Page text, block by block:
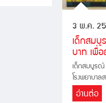
3 พ.ค.
เด็กสม
บาท เพื่
เด็กสมบูร
โรงพยาบา
อ่านต่อ